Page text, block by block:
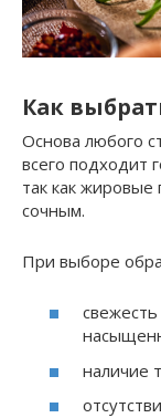
Как
Основа любого
всего подходит
так как
сочным.
При выборе
наличие